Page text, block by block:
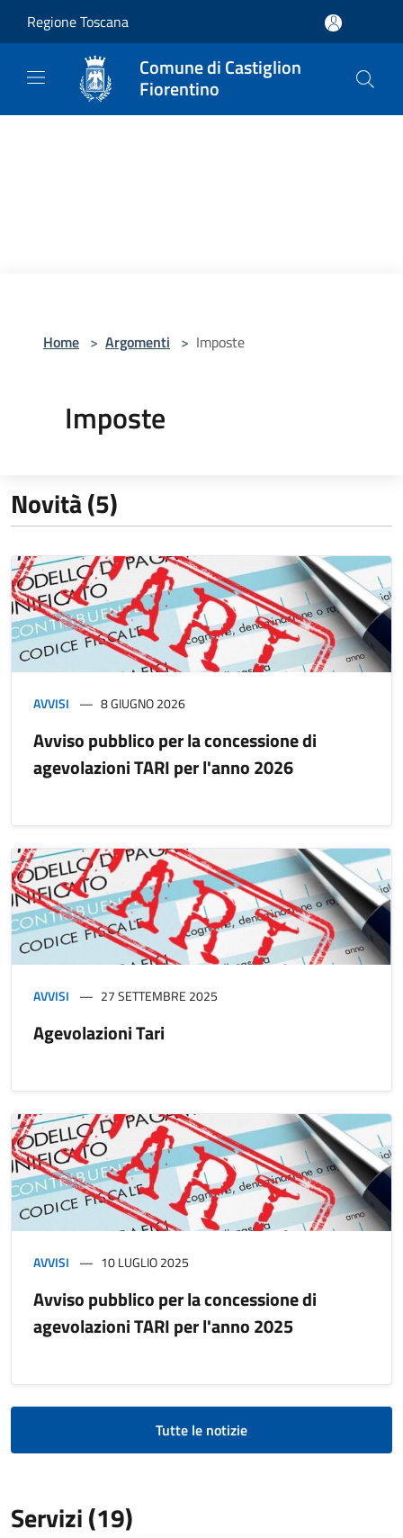
Regione Toscana
Comune di Castiglion
Fiorentino
Home > Argomenti > Imposte
Imposte
Novità (5)
AVVISI 8 GIUGNO 2026
Avviso pubblico per la concessione di
agevolazioni TARI per l'anno 2026
AVVISI 27 SETTEMBRE 2025
Agevolazioni Tari
AVVISI 10 LUGLIO 2025
Avviso pubblico per la concessione di
agevolazioni TARI per l'anno 2025
Tutte le notizie
Servizi (19)